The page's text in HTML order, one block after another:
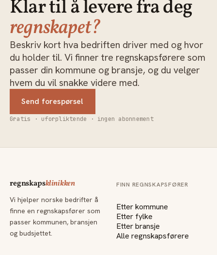
Klar til å levere fra deg
regnskapet?
Beskriv kort hva bedriften driver med og hvor
du holder til. Vi finner tre regnskapsførere som
passer din kommune og bransje, og du velger
hvem du vil snakke videre med.
Send forespørsel
Gratis · uforpliktende · ingen abonnement
regnskapsklinikken
Vi hjelper norske bedrifter å
finne en regnskapsfører som
passer kommunen, bransjen
og budsjettet.
FINN REGNSKAPSFØRER
Etter kommune
Etter fylke
Etter bransje
Alle regnskapsførere